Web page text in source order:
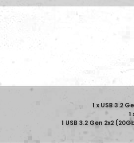
1 x USB 3.2
1
1 USB 3.2 Gen 2x2